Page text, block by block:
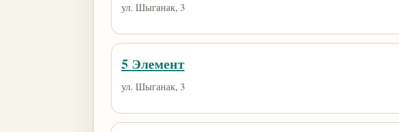
ул. Шыганак, 3
5 Элемент
ул. Шыганак, 3